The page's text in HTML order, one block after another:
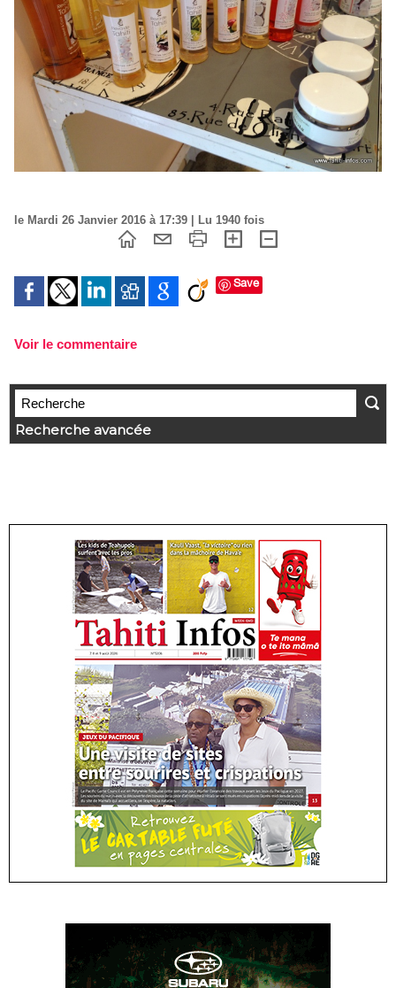
le Mardi 26 Janvier 2016 à 17:39 | Lu 1940 fois
Save
Voir le commentaire
Recherche avancée